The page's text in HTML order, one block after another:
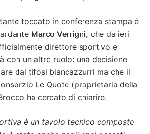
toccato in conferenza stampa è
Marco Verrigni, che da ieri
direttore sportivo e
con un altro ruolo: una decisione
dai tifosi biancazzurri ma che il
Le Quote (proprietaria della
ha cercato di chiarire.
è un tavolo tecnico composto